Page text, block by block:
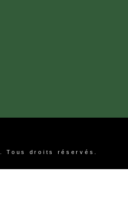
Tous droits réservés.